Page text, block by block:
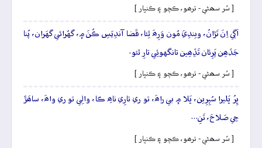
[ سُر سھڻي - ترھو، ڪچو ۽ ڪنڀار ]
اَڳي اِنَ تَڙانُ، ويندِيَ مُون وَرِھَ ٿِئا، قَضا آندِيَسِ ڪُنَ ۾، گهُرائي گهَران، پُنا
جَڏھِن پَرِئان تَڏِھِين تانگهوئِي تارِ ٿئو.
[ سُر سھڻي - ترھو، ڪچو ۽ ڪنڀار ]
ڀِرُ ڀَليرا سُپِرِين، ڀَلا ۾ بي راھَ، تو ري تارِي ناھِ ڪا، والِي تو ري واھَ، ساھَڙَ
جِي صَلاحَ، تَنِ…
[ سُر سھڻي - ترھو، ڪچو ۽ ڪنڀار ]